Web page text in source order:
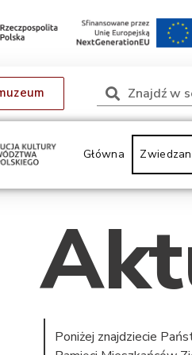
Główna
Poniżej znajdziecie